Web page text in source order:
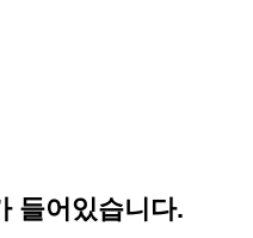
들어있습니다.